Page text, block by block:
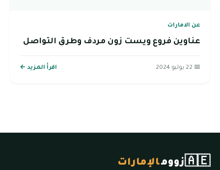
عن الامارات
عناوين فروع ويست زون مردف وطرق التواصل
📅 22 يوليو 2024 اقرأ المزيد ←
🇦🇪زوومالإمارات